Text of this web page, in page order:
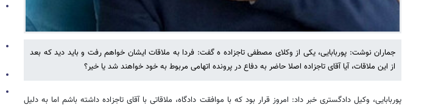
جماران نوشت: پوربابایی، یکی از وکلای مصطفی تاجزاده ه گفت: فردا به ملاقات ایشان خواهم رفت و باید دید که بعد
از این ملاقات، آیا آقای تاجزاده اصلا حاضر به دفاع در پرونده اتهامی مربوط به خود خواهند شد یا خیر؟
پوربابایی، وکیل دادگستری خبر داد: امروز قرار بود که با موافقت دادگاه، ملاقاتی با آقای تاجزاده داشته باشم اما به دلیل